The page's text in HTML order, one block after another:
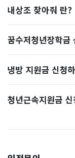
내상조 찾아줘 란?
꿈수저청년장학금
냉방 지원금 신청
청년근속지원금 신